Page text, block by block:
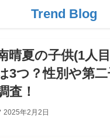
Trend Blog
晴夏の子供(1人
3つ？性別や第
査！
2025年2月2日